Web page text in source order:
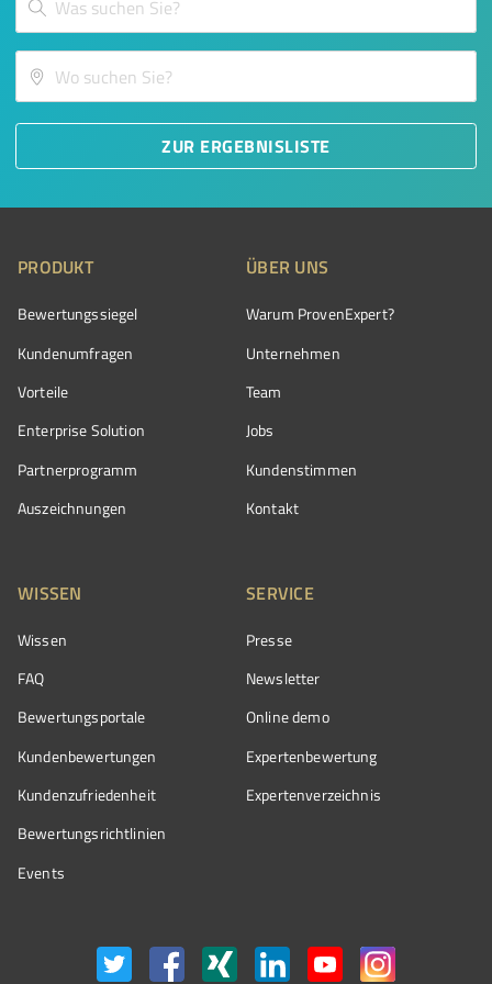
ZUR ERGEBNISLISTE
PRODUKT
Bewertungssiegel
Kundenumfragen
Vorteile
Enterprise Solution
Partnerprogramm
Auszeichnungen
ÜBER UNS
Warum ProvenExpert?
Unternehmen
Team
Jobs
Kundenstimmen
Kontakt
WISSEN
Wissen
FAQ
Bewertungsportale
Kundenbewertungen
Kundenzufriedenheit
Bewertungs­richtlinien
Events
SERVICE
Presse
Newsletter
Online demo
Expertenbewertung
Expertenverzeichnis